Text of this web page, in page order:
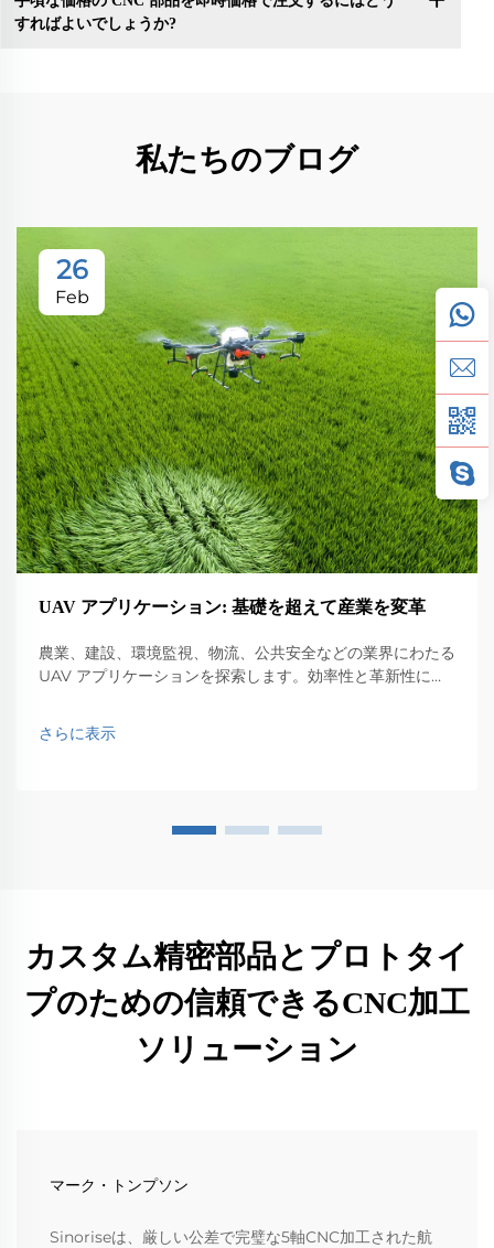
すればよいでしょうか?
私たちのブログ
26
Feb
UAV アプリケーション: 基礎を超えて産業を変革
農業、建設、環境監視、物流、公共安全などの業界にわたる
UAV アプリケーションを探索します。効率性と革新性に与
さらに表示
カスタム精密部品とプロトタイ
プのための信頼できるCNC加工
ソリューション
マーク・トンプソン
Sinoriseは、厳しい公差で完璧な5軸CNC加工された航